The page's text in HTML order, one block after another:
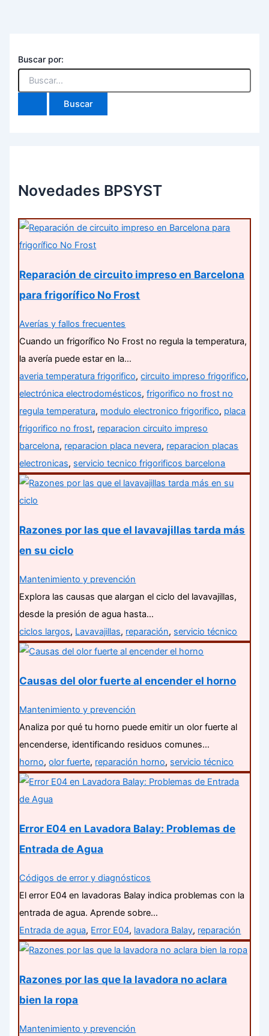
Buscar por:
Novedades BPSYST
Reparación de circuito impreso en Barcelona
para frigorífico No Frost
Averías y fallos frecuentes
Cuando un frigorífico No Frost no regula la temperatura,
la avería puede estar en la…
averia temperatura frigorifico,circuito impreso frigorifico,
electrónica electrodomésticos,frigorifico no frost no
regula temperatura, modulo electronico frigorifico, placa
frigorifico no frost, reparacion circuito impreso
barcelona, reparacion placa nevera, reparacion placas
electronicas, servicio tecnico frigorificos barcelona
Razones por las que el lavavajillas tarda más
en su ciclo
Mantenimiento y prevención
Explora las causas que alargan el ciclo del lavavajillas,
desde la presión de agua hasta…
ciclos largos, Lavavajillas, reparación, servicio técnico
Causas del olor fuerte al encender el horno
Mantenimiento y prevención
Analiza por qué tu horno puede emitir un olor fuerte al
encenderse, identificando residuos comunes…
horno,olor fuerte, reparación horno, servicio técnico
Error E04 en Lavadora Balay: Problemas de
Entrada de Agua
Códigos de error y diagnósticos
El error E04 en lavadoras Balay indica problemas con la
entrada de agua. Aprende sobre…
Entrada de agua, Error E04, lavadora Balay, reparación
Razones por las que la lavadora no aclara
bien la ropa
Mantenimiento y prevención